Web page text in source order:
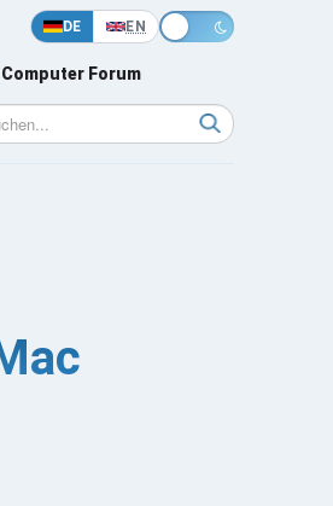
DE EN
Computer Forum